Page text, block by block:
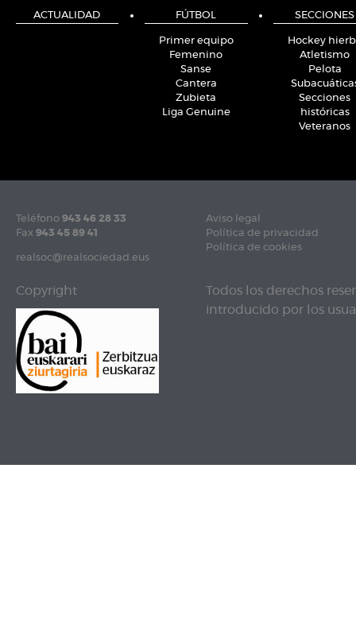
ACTUALIDAD FÚTBOL
Primer equipo
Femenino
Sanse
Cantera
Zubieta
Liga Genuine
SECCIONES
Hockey
Atletismo
Pelota
Secciones
históricas
Veteranos
Teléfono 943 46 28 33
Fax 943 45 89 41
realsoc@realsociedad.eus
Aviso legal
Política de privacidad
Política de cookies
Copyright
Todos los derechos
introducido por los